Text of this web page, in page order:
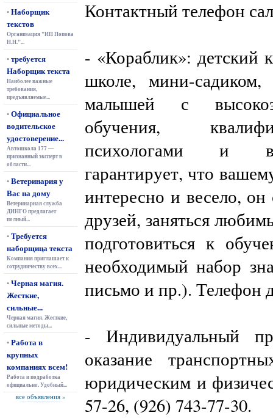
•Наборщик
текстов
Организация "ИП Попова
Н.Н."...
•требуется
Наборщик текста
Наиболее важные
требования,
предъявляемые...
•Официальное
водительское
удостоверение...
Автошкола 177 —
признанный эксперт в
области...
•Ветеринария у
Вас на дому
Ветеринарная служба
ДИНГО предлагает
полный...
•Требуется
наборщица текста
Компания приглашает к
сотрудничеству всех...
•Черная магия.
Жесткие,
сильные...
Черная магия. Жесткие,
сильные методы...
•Работа в
крупных
компаниях всем!
Работа и подработка
официально. Удобный...
все объявления »
Контактный телефон
- «Кораблик»: детский
школе, мини-садиком,
малышей с
обучения,
психологами и
гарантирует, что
интересно и весело,
друзей, заняться
подготовиться к
необходимый набор
письмо и пр.). Телефон
- Индивидуальный
оказание
юридическим и
57-26, (926) 743-77-30.